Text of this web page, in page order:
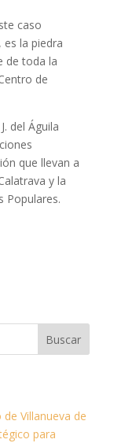
caso
la piedra
de toda la
de
del Águila
que llevan a
y la
Populares.
Buscar
Villanueva de
para